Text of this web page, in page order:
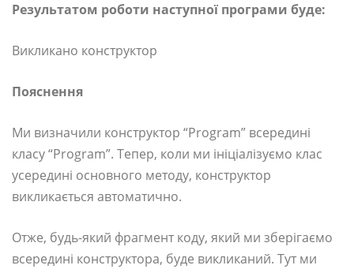
Результатом роботи наступної програми буде:
Викликано конструктор
Пояснення
Ми визначили конструктор “Program” всередині
класу “Program”. Тепер, коли ми ініціалізуємо клас
усередині основного методу, конструктор
викликається автоматично.
Отже, будь-який фрагмент коду, який ми зберігаємо
всередині конструктора, буде викликаний. Тут ми